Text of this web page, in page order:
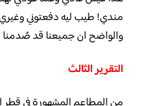
مندي! طيب ليه دفعتوني وغيري
والواضح ان جميعنا قد
التقرير الثالث